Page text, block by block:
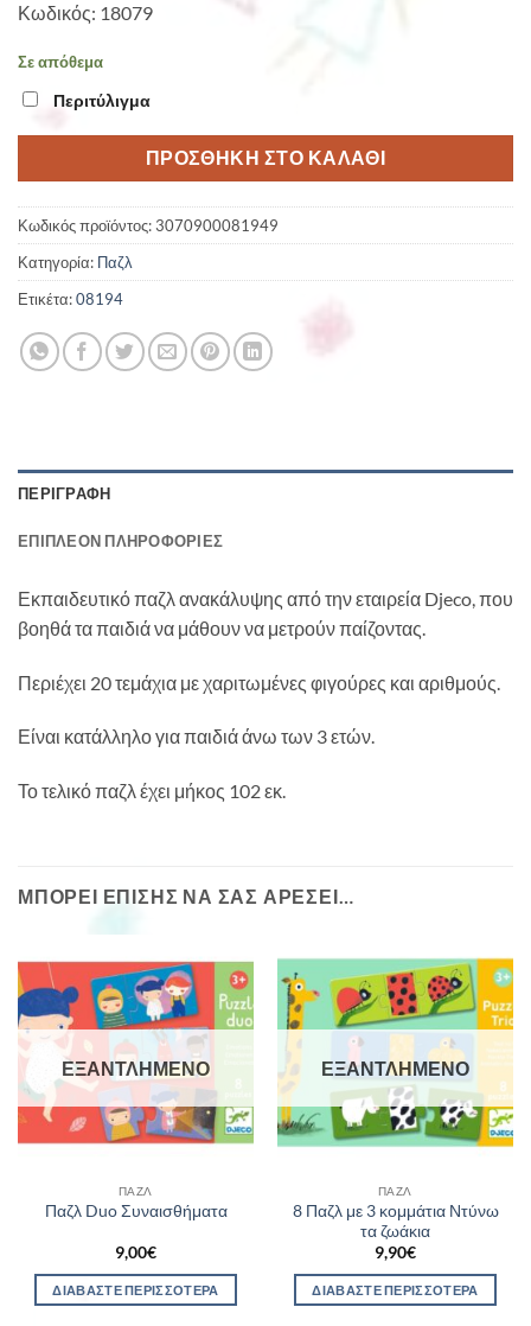
Κωδικός: 18079
Σε απόθεμα
Περιτύλιγμα
ΠΡΟΣΘΉΚΗ ΣΤΟ ΚΑΛΆΘΙ
Κωδικός προϊόντος:3070900081949
Κατηγορία: Παζλ
Ετικέτα:08194
ΠΕΡΙΓΡΑΦΉ
ΕΠΙΠΛΈΟΝ ΠΛΗΡΟΦΟΡΊΕΣ
Εκπαιδευτικό παζλ ανακάλυψης από την εταιρεία Djeco, που
βοηθά τα παιδιά να μάθουν να μετρούν παίζοντας.
Περιέχει 20 τεμάχια με χαριτωμένες φιγούρες και αριθμούς.
Είναι κατάλληλο για παιδιά άνω των 3 ετών.
Το τελικό παζλ έχει μήκος 102 εκ.
ΜΠΟΡΕΊ ΕΠΊΣΗΣ ΝΑ ΣΑΣ ΑΡΈΣΕΙ…
ΕΞΑΝΤΛΗΜΈΝΟ
ΠΑΖΛ
Παζλ Duo Συναισθήματα
9,00€
ΔΙΑΒΆΣΤΕ ΠΕΡΙΣΣΌΤΕΡΑ
ΕΞΑΝΤΛΗΜΈΝΟ
ΠΑΖΛ
8 Παζλ με 3 κομμάτια Ντύνω
τα ζωάκια
9,90€
ΔΙΑΒΆΣΤΕ ΠΕΡΙΣΣΌΤΕΡΑ